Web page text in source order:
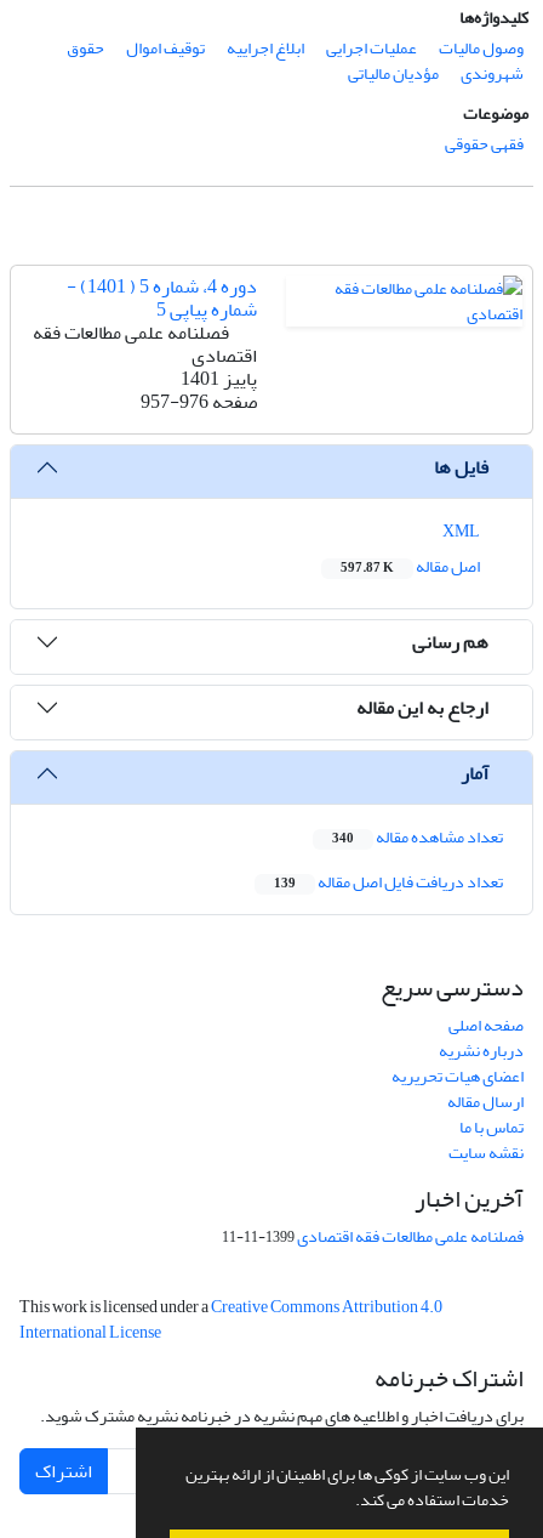
این وب سایت از کوکی ها برای اطمینان از ارائه بهترین
خدمات استفاده می کند.
کلیدواژه‌ها
وصول مالیات
عملیات اجرایی ابلاغ اجراییه توقیف اموال حقوق
شهروندی
مؤدیان مالیاتی
موضوعات
فقهی حقوقی
دوره 4، شماره 5 ( 1401) -
شماره پیاپی 5
فصلنامه علمی مطالعات فقه
اقتصادی
پاییز 1401
صفحه957-976
فایل ها
اصل مقاله
597.87 K
هم رسانی
ارجاع به این مقاله
آمار
تعداد مشاهده مقاله 340
تعداد دریافت فایل اصل مقاله 139
دسترسی سریع
صفحه اصلی
درباره نشریه
اعضای هیات تحریریه
ارسال مقاله
تماس با ما
نقشه سایت
آخرین اخبار
فصلنامه علمی مطالعات فقه اقتصادی1399-11-11
This work is licensed under aCreative Commons Attribution 4.0
International License
اشتراک خبرنامه
برای دریافت اخبار و اطلاعیه های مهم نشریه در خبرنامه نشریه مشترک شوید.
اشتراک